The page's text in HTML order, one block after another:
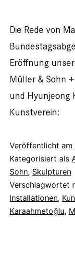
Die Rede von
Eröffnung
Müller & Sohn
und Hyunjeong
Kunstverein:
Veröffentlicht am
Kategorisiert als
Sohn, Skulpturen
Verschlagwortet
Installationen,
Karaahmetoğlu,